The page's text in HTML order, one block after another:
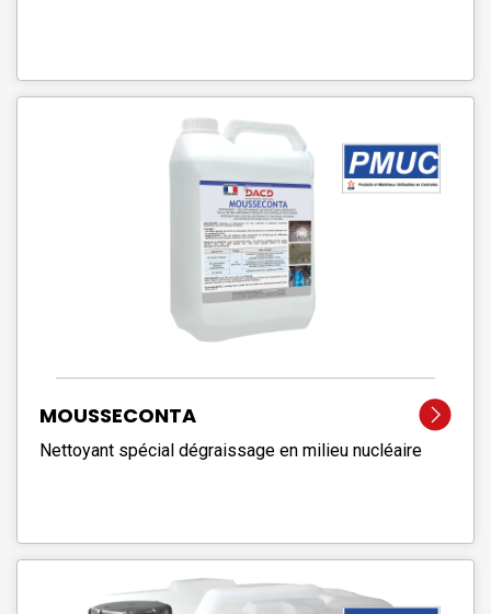
MOUSSECONTA
Nettoyant spécial dégraissage en milieu nucléaire